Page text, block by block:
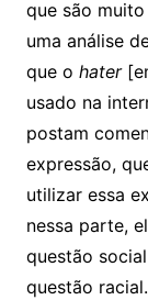
que são
uma análise
que o hater
usado na
postam
expressão,
utilizar essa
nessa parte,
questão
questão